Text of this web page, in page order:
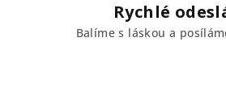
Rychlé
Balíme s láskou a